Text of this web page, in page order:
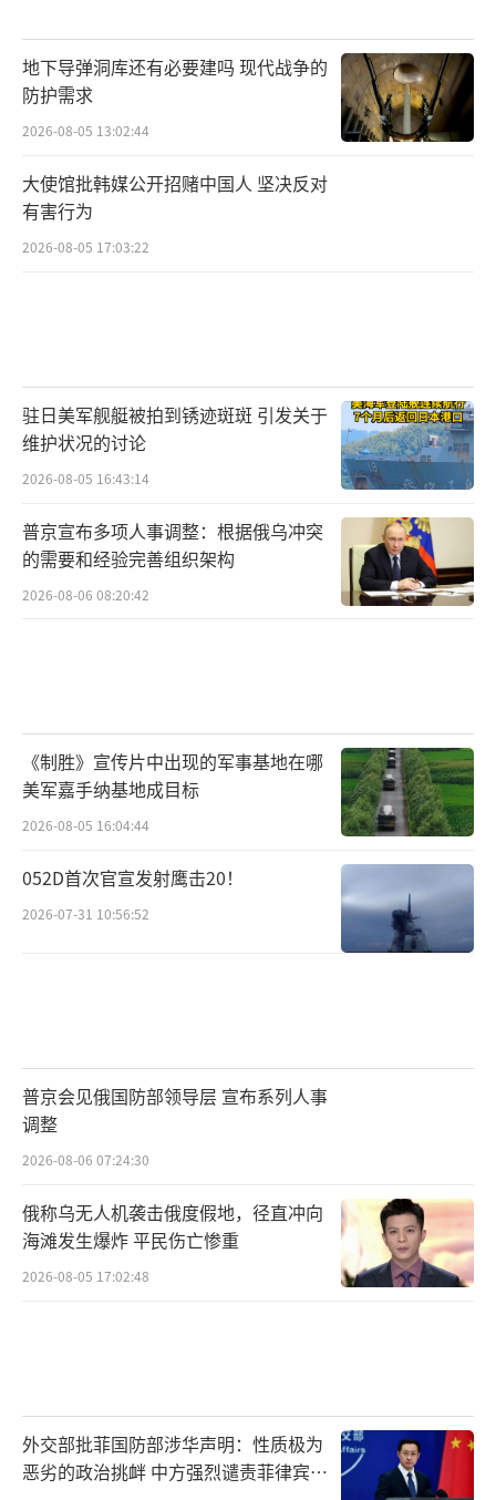
地下导弹洞库还有必要建吗 现代战争的
防护需求
2026-08-05 13:02:44
大使馆批韩媒公开招赌中国人 坚决反对
有害行为
2026-08-05 17:03:22
驻日美军舰艇被拍到锈迹斑斑 引发关于
维护状况的讨论
2026-08-05 16:43:14
普京宣布多项人事调整：根据俄乌冲突
的需要和经验完善组织架构
2026-08-06 08:20:42
《制胜》宣传片中出现的军事基地在哪
美军嘉手纳基地成目标
2026-08-05 16:04:44
052D首次官宣发射鹰击20！
2026-07-31 10:56:52
普京会见俄国防部领导层 宣布系列人事
调整
2026-08-06 07:24:30
俄称乌无人机袭击俄度假地，径直冲向
海滩发生爆炸 平民伤亡惨重
2026-08-05 17:02:48
外交部批菲国防部涉华声明：性质极为
恶劣的政治挑衅 中方强烈谴责菲律宾行